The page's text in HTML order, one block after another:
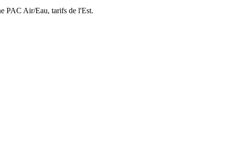
PAC Air/Eau, tarifs de l'Est.